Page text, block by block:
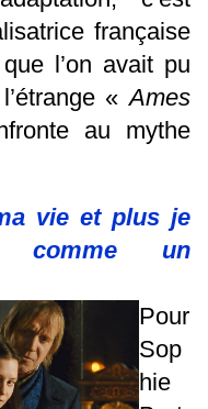
française
l’on avait pu
«Ames
au mythe
vie et plus je
comme un
Pour
Sop
hie